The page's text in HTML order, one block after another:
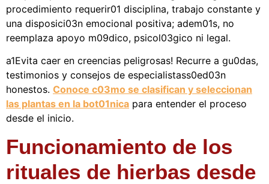
procedimiento requerir01 disciplina, trabajo constante y
una disposici03n emocional positiva; adem01s, no
reemplaza apoyo m09dico, psicol03gico ni legal.
a1Evita caer en creencias peligrosas! Recurre a gu0das,
testimonios y consejos de especialistass0ed03n
honestos. Conoce c03mo se clasifican y seleccionan
las plantas en la bot01nica para entender el proceso
desde el inicio.
Funcionamiento de los
rituales de hierbas desde